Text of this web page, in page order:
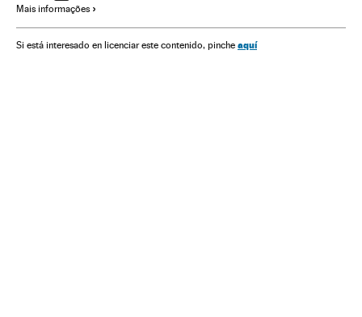
Economia Problemas sociais Urbanismo Sociedade
Mais informações
Si está interesado en licenciar este contenido, pinche aquí